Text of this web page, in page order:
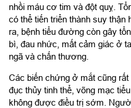
nhồi máu cơ tim và đột quỵ.
có thể tiến triển thành suy thận
ra, bệnh tiểu đường còn gây
bì, đau nhức, mất cảm giác ở
ngã và chấn thương.
Các biến chứng ở mắt cũng
đục thủy tinh thể, võng mạc
không được điều trị sớm.